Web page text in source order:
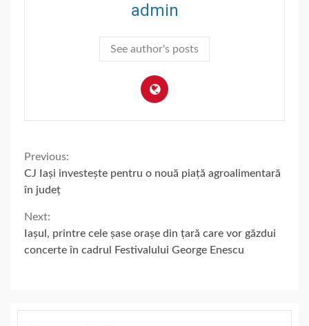
admin
See author's posts
Continue
Reading
Previous:
CJ Iași investește pentru o nouă piață agroalimentară
în județ
Next:
Iașul, printre cele șase orașe din țară care vor găzdui
concerte în cadrul Festivalului George Enescu